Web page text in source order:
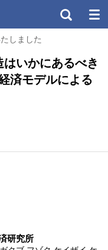
しました
いかにあるべき
済モデルによる
研究所